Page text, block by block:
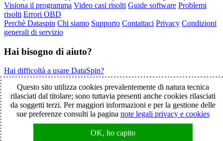
Visiona il programma Video casi risolti Guide software Problemi
risolti Errori OBD
Perchè Dataspin Chi siamo Supporto Contattaci Privacy Condizioni
generali di servizio
Hai bisogno di aiuto?
Hai difficoltà a usare DataSpin?
Clicca per la teleassistenza!
© 2003-2026 DataSpin è un marchio SpinelCar - Tutti i diritti
riservati - È vietata la riproduzione anche parziale - Partita IVA
Questo sito utilizza cookies prevalentemente di natura tecnica
rilasciati dal titolare; sono tuttavia presenti anche cookies rilasciati
da soggetti terzi. Per maggiori informazioni e per la gestione delle
sue preferenze consulti la pagina note legali privacy e cookies
OK, ho capito